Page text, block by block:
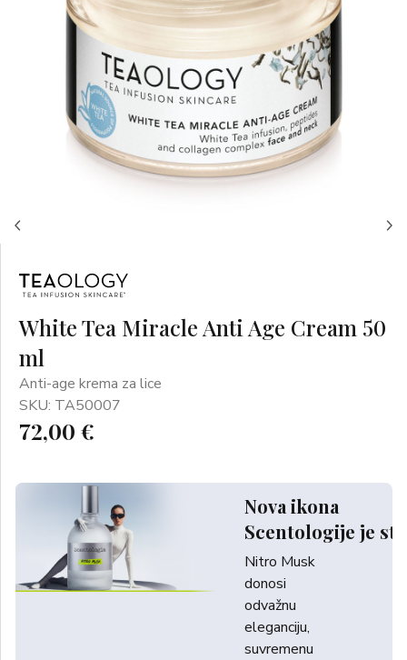
White Tea Miracle Anti Age Cream 50
ml
Anti-age krema za lice
SKU: TA50007
72,00 €
Nova ikona
Scentologije je
Nitro Musk
donosi
odvažnu
eleganciju,
suvremenu